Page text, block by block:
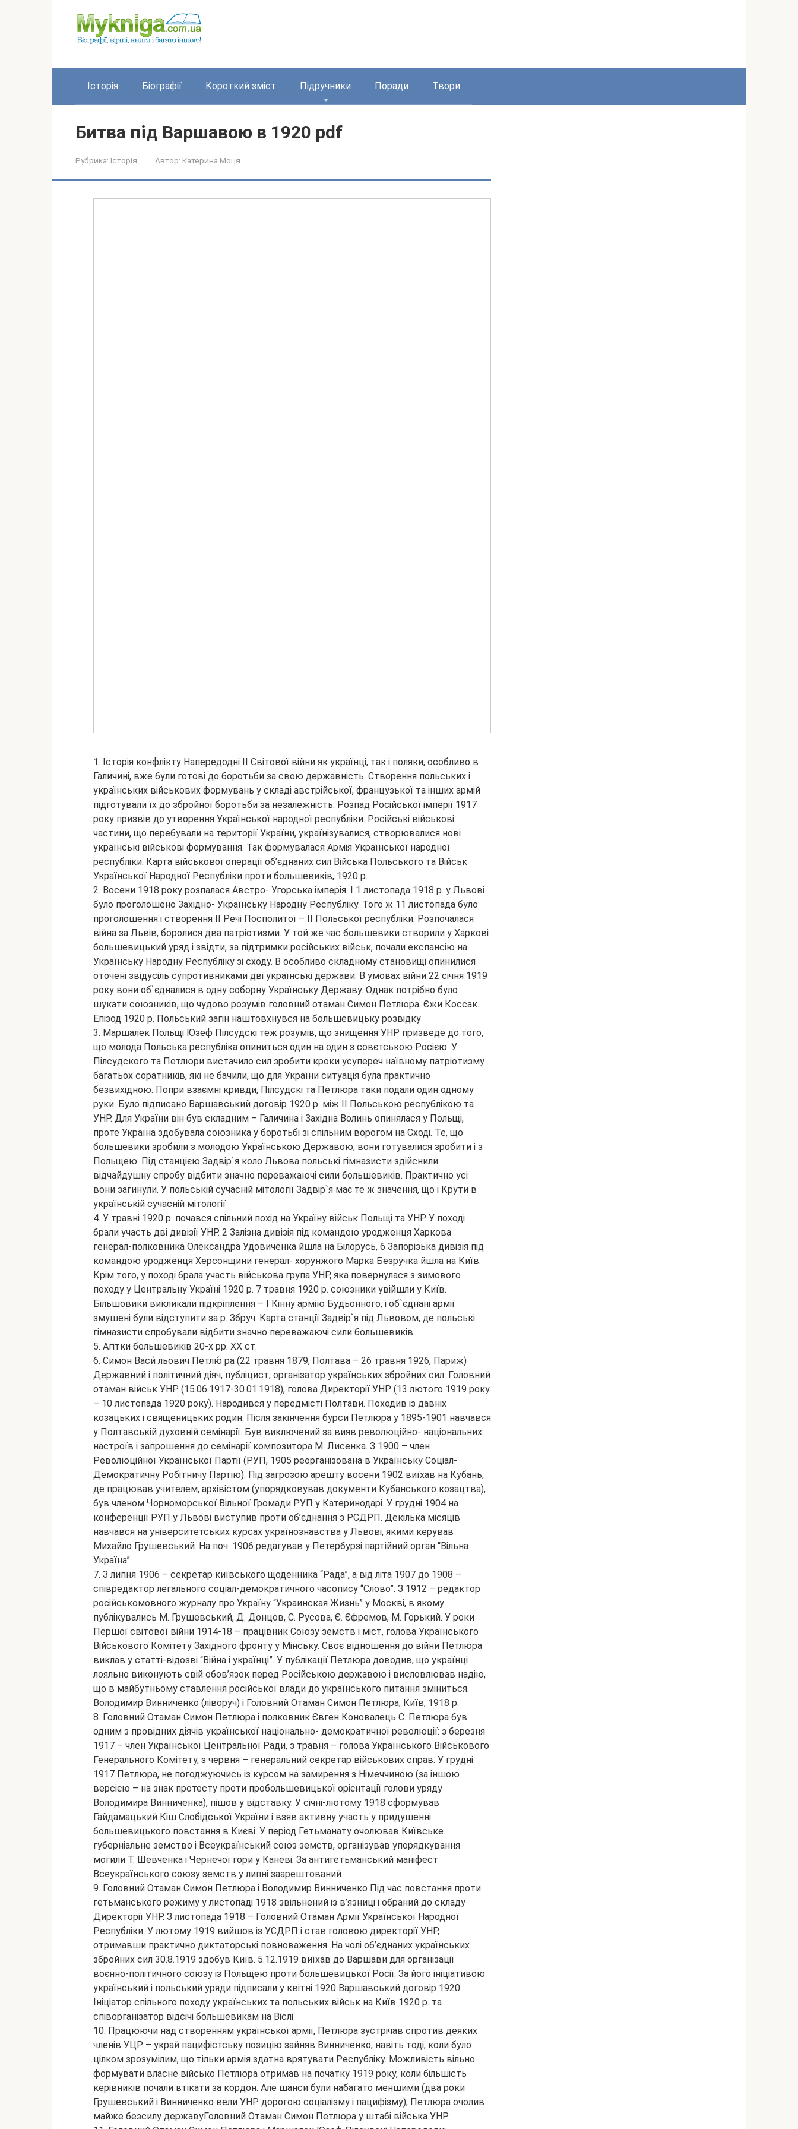
Історія Біографії Короткий зміст Підручники Поради Твори
Битва під Варшавою в 1920 pdf
Рубрика: Історія Автор: Катерина Моця
1. Історія конфлікту Напередодні ІІ Світової війни як українці, так і поляки, особливо в
Галичині, вже були готові до боротьби за свою державність. Створення польських і
українських військових формувань у складі австрійської, французької та інших армій
підготували їх до збройної боротьби за незалежність. Розпад Російської імперії 1917
року призвів до утворення Української народної республіки. Російські військові
частини, що перебували на території України, українізувалися, створювалися нові
українські військові формування. Так формувалася Армія Української народної
республіки. Карта військової операції об’єднаних сил Війська Польського та Військ
Української Народної Республіки проти большевиків, 1920 р.
2. Восени 1918 року розпалася Австро- Угорська імперія. І 1 листопада 1918 р. у Львові
було проголошено Західно- Українську Народну Республіку. Того ж 11 листопада було
проголошення і створення ІІ Речі Посполитої – ІІ Польської республіки. Розпочалася
війна за Львів, боролися два патріотизми. У той же час большевики створили у Харкові
большевицький уряд і звідти, за підтримки російських військ, почали експансію на
Українську Народну Республіку зі сходу. В особливо складному становищі опинилися
оточені звідусіль супротивниками дві українські держави. В умовах війни 22 січня 1919
року вони об`єдналися в одну соборну Українську Державу. Однак потрібно було
шукати союзників, що чудово розумів головний отаман Симон Петлюра. Єжи Коссак.
Епізод 1920 р. Польський загін наштовхнувся на большевицьку розвідку
3. Маршалек Польщі Юзеф Пілсудскі теж розумів, що знищення УНР призведе до того,
що молода Польська республіка опиниться один на один з совєтською Росією. У
Пілсудского та Петлюри вистачило сил зробити кроки усупереч наївному патріотизму
багатьох соратників, які не бачили, що для України ситуація була практично
безвихідною. Попри взаємні кривди, Пілсудскі та Петлюра таки подали один одному
руки. Було підписано Варшавський договір 1920 р. між ІІ Польською республікою та
УНР. Для України він був складним – Галичина і Західна Волинь опинялася у Польщі,
проте Україна здобувала союзника у боротьбі зі спільним ворогом на Сході. Те, що
большевики зробили з молодою Українською Державою, вони готувалися зробити і з
Польщею. Під станцією Задвір`я коло Львова польські гімназисти здійснили
відчайдушну спробу відбити значно переважаючі сили большевиків. Практично усі
вони загинули. У польській сучасній мітології Задвір`я має те ж значення, що і Крути в
українській сучасній мітології
4. У травні 1920 р. почався спільний похід на Україну військ Польщі та УНР. У поході
брали участь дві дивізії УНР. 2 Залізна дивізія під командою уродженця Харкова
генерал-полковника Олександра Удовиченка йшла на Білорусь, 6 Запорізька дивізія під
командою уродженця Херсонщини генерал- хорунжого Марка Безручка йшла на Київ.
Крім того, у поході брала участь військова група УНР, яка повернулася з зимового
походу у Центральну Україні 1920 р. 7 травня 1920 р. союзники увійшли у Київ.
Більшовики викликали підкріплення – І Кінну армію Будьонного, і об`єднані армії
змушені були відступити за р. Збруч. Карта станції Задвір`я під Львовом, де польські
гімназисти спробували відбити значно переважаючі сили большевиків
5. Агітки большевиків 20-х рр. ХХ ст.
6. Симон Васи́ льович Петлю́ ра (22 травня 1879, Полтава – 26 травня 1926, Париж)
Державний і політичний діяч, публіцист, організатор українських збройних сил. Головний
отаман військ УНР (15.06.1917-30.01.1918), голова Директорії УНР (13 лютого 1919 року
– 10 листопада 1920 року). Народився у передмісті Полтави. Походив із давніх
козацьких і священицьких родин. Після закінчення бурси Петлюра у 1895-1901 навчався
у Полтавській духовній семінарії. Був виключений за вияв революційно- національних
настроїв і запрошення до семінарії композитора М. Лисенка. З 1900 – член
Революційної Української Партії (РУП, 1905 реорганізована в Українську Соціал-
Демократичну Робітничу Партію). Під загрозою арешту восени 1902 виїхав на Кубань,
де працював учителем, архівістом (упорядковував документи Кубанського козацтва),
був членом Чорноморської Вільної Громади РУП у Катеринодарі. У грудні 1904 на
конференції РУП у Львові виступив проти об’єднання з РСДРП. Декілька місяців
навчався на університетських курсах українознавства у Львові, якими керував
Михайло Грушевський. На поч. 1906 редагував у Петербурзі партійний орган “Вільна
Україна”.
7. З липня 1906 – секретар київського щоденника “Рада”, а від літа 1907 до 1908 –
співредактор легального соціал-демократичного часопису “Слово”. З 1912 – редактор
російськомовного журналу про Україну “Украинская Жизнь” у Москві, в якому
публікувались М. Грушевський, Д. Донцов, С. Русова, Є. Єфремов, М. Горький. У роки
Першої світової війни 1914-18 – працівник Союзу земств і міст, голова Українського
Військового Комітету Західного фронту у Мінську. Своє відношення до війни Петлюра
виклав у статті-відозві “Війна і українці”. У публікації Петлюра доводив, що українці
лояльно виконують свій обов’язок перед Російською державою і висловлював надію,
що в майбутньому ставлення російської влади до українського питання зміниться.
Володимир Винниченко (ліворуч) і Головний Отаман Симон Петлюра, Київ, 1918 р.
8. Головний Отаман Симон Петлюра і полковник Євген Коновалець С. Петлюра був
одним з провідних діячів української національно- демократичної революції: з березня
1917 – член Української Центральної Ради, з травня – голова Українського Військового
Генерального Комітету, з червня – генеральний секретар військових справ. У грудні
1917 Петлюра, не погоджуючись із курсом на замирення з Німеччиною (за іншою
версією – на знак протесту проти пробольшевицької орієнтації голови уряду
Володимира Винниченка), пішов у відставку. У січні-лютому 1918 сформував
Гайдамацький Кіш Слобідської України і взяв активну участь у придушенні
большевицького повстання в Києві. У період Гетьманату очолював Київське
губерніальне земство і Всеукраїнський союз земств, організував упорядкування
могили Т. Шевченка і Чернечої гори у Каневі. За антигетьманський маніфест
Всеукраїнського союзу земств у липні заарештований.
9. Головний Отаман Симон Петлюра і Володимир Винниченко Під час повстання проти
гетьманського режиму у листопаді 1918 звільнений із в’язниці і обраний до складу
Директорії УНР. З листопада 1918 – Головний Отаман Армії Української Народної
Республіки. У лютому 1919 вийшов із УСДРП і став головою директорії УНР,
отримавши практично диктаторські повноваження. На чолі об’єднаних українських
збройних сил 30.8.1919 здобув Київ. 5.12.1919 виїхав до Варшави для організації
воєнно-політичного союзу із Польщею проти большевицької Росії. За його ініціативою
український і польський уряди підписали у квітні 1920 Варшавський договір 1920.
Ініціатор спільного походу українських та польських військ на Київ 1920 р. та
співорганізатор відсічі большевикам на Віслі
10. Працюючи над створенням української армії, Петлюра зустрічав спротив деяких
членів УЦР – украй пацифістську позицію зайняв Винниченко, навіть тоді, коли було
цілком зрозумілим, що тільки армія здатна врятувати Республіку. Можливість вільно
формувати власне військо Петлюра отримав на початку 1919 року, коли більшість
керівників почали втікати за кордон. Але шанси були набагато меншими (два роки
Грушевський і Винниченко вели УНР дорогою соціалізму і пацифізму), Петлюра очолив
майже безсилу державуГоловний Отаман Симон Петлюра у штабі війська УНР